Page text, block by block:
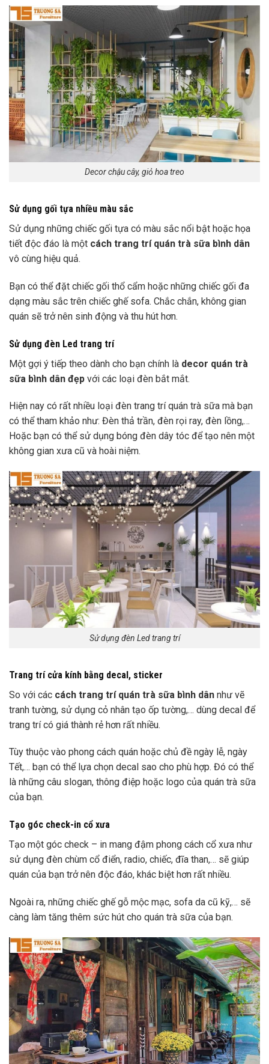
Decor chậu cây, giỏ hoa treo
Sử dụng gối tựa nhiều màu sắc
Sử dụng những chiếc gối tựa có màu sắc nổi bật hoặc họa
tiết độc đáo là một cách trang trí quán trà sữa bình dân
vô cùng hiệu quả.
Bạn có thể đặt chiếc gối thổ cẩm hoặc những chiếc gối đa
dạng màu sắc trên chiếc ghế sofa. Chắc chắn, không gian
quán sẽ trở nên sinh động và thu hút hơn.
Sử dụng đèn Led trang trí
Một gợi ý tiếp theo dành cho bạn chính là decor quán trà
sữa bình dân đẹp với các loại đèn bắt mắt.
Hiện nay có rất nhiều loại đèn trang trí quán trà sữa mà bạn
có thể tham khảo như: Đèn thả trần, đèn rọi ray, đèn lồng,…
Hoặc bạn có thể sử dụng bóng đèn dây tóc để tạo nên một
không gian xưa cũ và hoài niệm.
Sử dụng đèn Led trang trí
Trang trí cửa kính bằng decal, sticker
So với các cách trang trí quán trà sữa bình dân như vẽ
tranh tường, sử dụng cỏ nhân tạo ốp tường,… dùng decal để
trang trí có giá thành rẻ hơn rất nhiều.
Tùy thuộc vào phong cách quán hoặc chủ đề ngày lễ, ngày
Tết,… bạn có thể lựa chọn decal sao cho phù hợp. Đó có thể
là những câu slogan, thông điệp hoặc logo của quán trà sữa
của bạn.
Tạo góc check-in cổ xưa
Tạo một góc check – in mang đậm phong cách cổ xưa như
sử dụng đèn chùm cổ điển, radio, chiếc, đĩa than,… sẽ giúp
quán của bạn trở nên độc đáo, khác biệt hơn rất nhiều.
Ngoài ra, những chiếc ghế gỗ mộc mạc, sofa da cũ kỹ,… sẽ
càng làm tăng thêm sức hút cho quán trà sữa của bạn.